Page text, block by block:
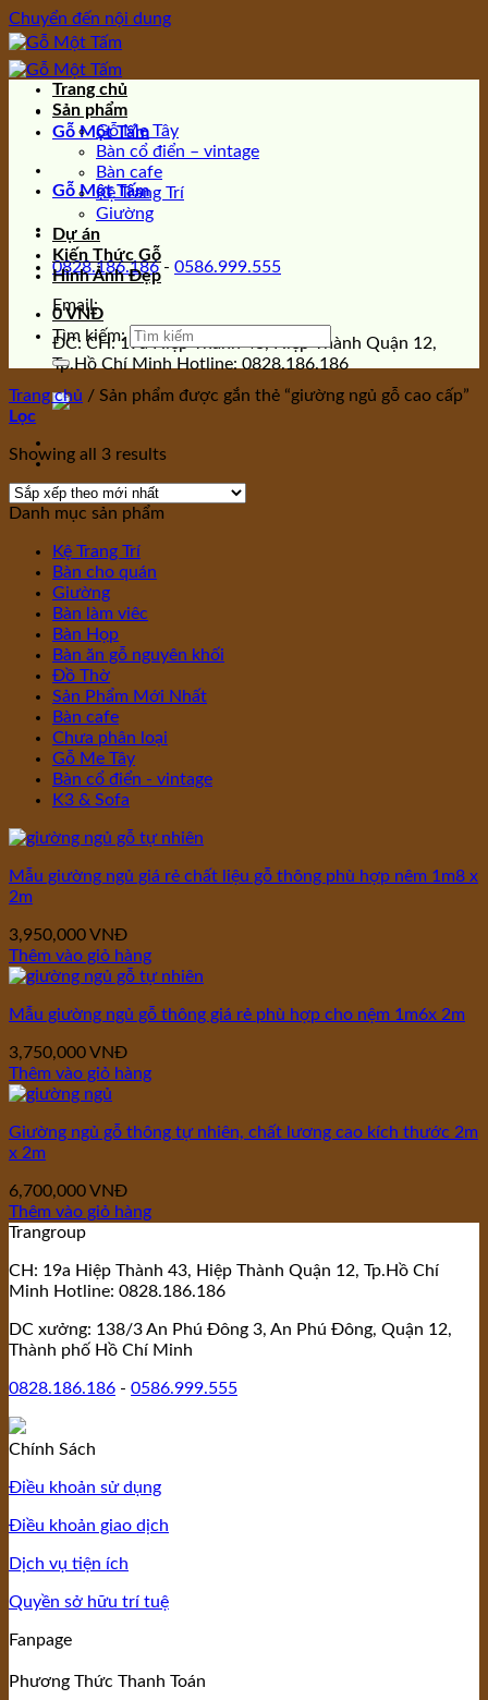
Chuyển đến nội dung
Gỗ Một Tấm
Gỗ Một Tấm
0828.186.186- 0586.999.555
Email:
ĐC: CH: 19a Hiệp Thành 43, Hiệp Thành Quận 12,
Tp.Hồ Chí Minh Hotline: 0828.186.186
Trang chủ
Sản phẩm
Gỗ Me Tây
Bàn cổ điển – vintage
Bàn cafe
Kệ Trang Trí
Giường
Dự án
Kiến Thức Gỗ
Hình Ảnh Đẹp
0VNĐ
Tìm kiếm:
Trang chủ / Sản phẩm được gắn thẻ “giường ngủ gỗ cao cấp”
Lọc
Showing all 3 results
Danh mục sản phẩm
Kệ Trang Trí
Bàn cho quán
Giường
Bàn làm viêc
Bàn Họp
Bàn ăn gỗ nguyên khối
Đồ Thờ
Sản Phẩm Mới Nhất
Bàn cafe
Chưa phân loại
Gỗ Me Tây
Bàn cổ điển - vintage
K3 & Sofa
Mẫu giường ngủ giá rẻ chất liệu gỗ thông phù hợp nêm 1m8 x
2m
3,950,000VNĐ
Thêm vào giỏ hàng
Mẫu giường ngủ gỗ thông giá rẻ phù hợp cho nệm 1m6x 2m
3,750,000VNĐ
Thêm vào giỏ hàng
Giường ngủ gỗ thông tự nhiên, chất lương cao kích thước 2m
x 2m
6,700,000VNĐ
Thêm vào giỏ hàng
Trangroup
CH: 19a Hiệp Thành 43, Hiệp Thành Quận 12, Tp.Hồ Chí
Minh Hotline: 0828.186.186
DC xưởng: 138/3 An Phú Đông 3, An Phú Đông, Quận 12,
Thành phố Hồ Chí Minh
0828.186.186 - 0586.999.555
Chính Sách
Điều khoản sử dụng
Điều khoản giao dịch
Dịch vụ tiện ích
Quyền sở hữu trí tuệ
Fanpage
Phương Thức Thanh Toán